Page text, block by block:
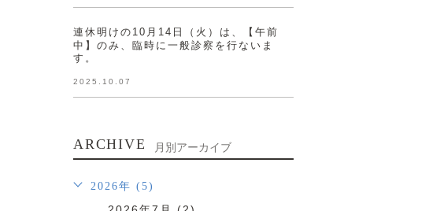
連休明けの10月14日（火）は、【午前
中】のみ、臨時に一般診察を行ないま
す。
2025.10.07
ARCHIVE 月別アーカイブ
2026年 (5)